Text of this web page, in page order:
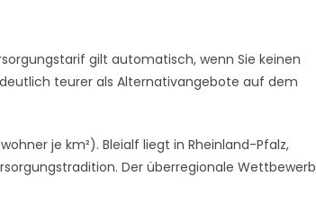
gilt automatisch, wenn Sie keinen
teurer als Alternativangebote auf dem
je km²). Bleialf liegt in Rheinland-Pfalz,
Der überregionale Wettbewerb